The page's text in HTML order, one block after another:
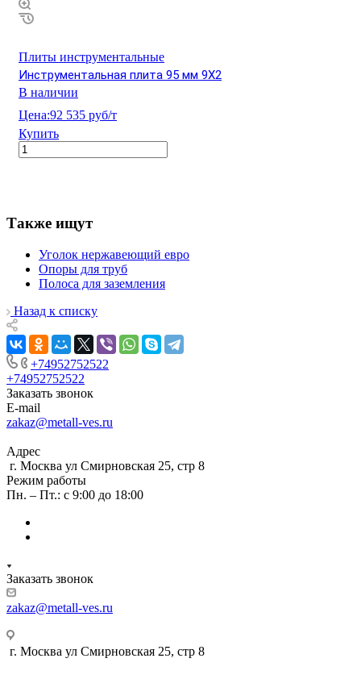
Плиты инструментальные
Инструментальная плита 95 мм 9Х2
В наличии
Цена:92 535 руб/т
Купить
Также ищут
Уголок нержавеющий евро
Опоры для труб
Полоса для заземления
Назад к списку
+74952752522
+74952752522
Заказать звонок
E-mail
zakaz@metall-ves.ru
Адрес
г. Москва ул Смирновская 25, стр 8
Режим работы
Пн. – Пт.: с 9:00 до 18:00
Заказать звонок
zakaz@metall-ves.ru
г. Москва ул Смирновская 25, стр 8